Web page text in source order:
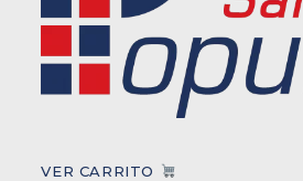
VER CARRITO